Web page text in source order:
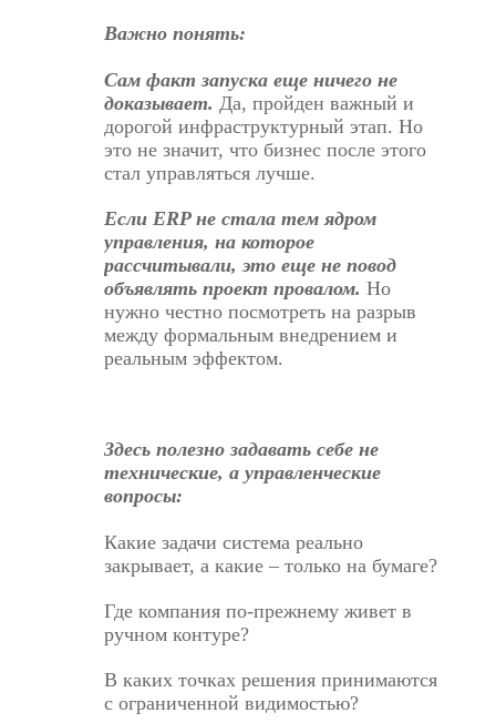
Важно понять:
Сам факт запуска еще ничего не
доказывает. Да, пройден важный и
дорогой инфраструктурный этап. Но
это не значит, что бизнес после этого
стал управляться лучше.
Если ERP не стала тем ядром
управления, на которое
рассчитывали, это еще не повод
объявлять проект провалом. Но
нужно честно посмотреть на разрыв
между формальным внедрением и
реальным эффектом.
Здесь полезно задавать себе не
технические, а управленческие
вопросы:
Какие задачи система реально
закрывает, а какие – только на бумаге?
Где компания по-прежнему живет в
ручном контуре?
В каких точках решения принимаются
с ограниченной видимостью?